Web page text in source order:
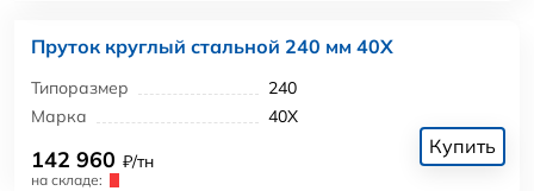
Пруток круглый стальной 240 мм 40Х
Типоразмер
240
Марка
40Х
142 960 ₽/тн
на складе:
Купить